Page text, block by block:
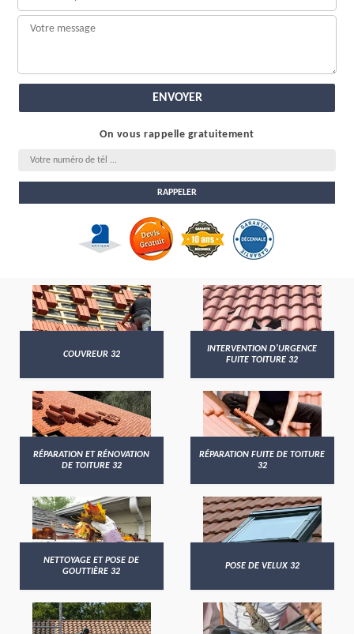
On vous rappelle gratuitement
COUVREUR 32
INTERVENTION D'URGENCE
FUITE TOITURE 32
RÉPARATION ET RÉNOVATION
DE TOITURE 32
RÉPARATION FUITE DE TOITURE
32
NETTOYAGE ET POSE DE
GOUTTIÈRE 32
POSE DE VELUX 32